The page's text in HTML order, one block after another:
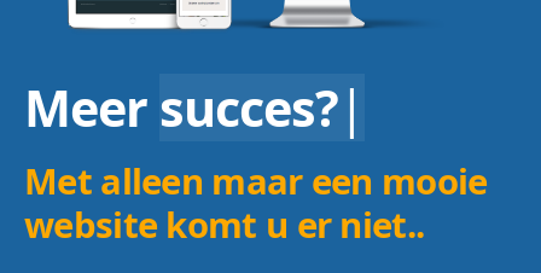
Meer succes?|
Met alleen maar een mooie
website komt u er niet..